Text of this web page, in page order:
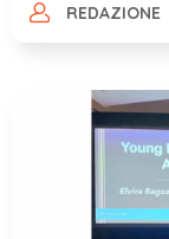
REDAZIONE